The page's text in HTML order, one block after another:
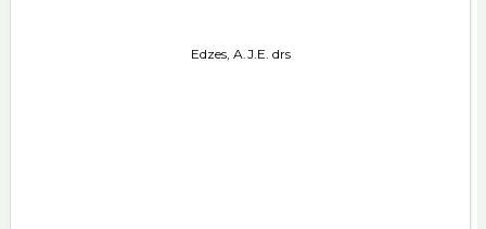
Edzes, A.J.E. drs